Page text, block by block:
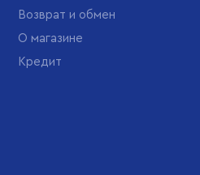
Возврат и обмен
О магазине
Кредит